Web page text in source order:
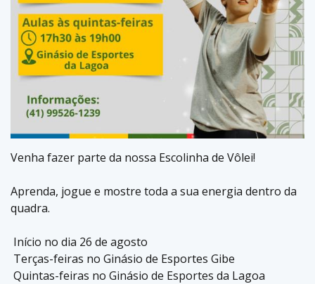
Venha fazer parte da nossa Escolinha de Vôlei!
Aprenda, jogue e mostre toda a sua energia dentro da
quadra.
Início no dia 26 de agosto
Terças-feiras no Ginásio de Esportes Gibe
Quintas-feiras no Ginásio de Esportes da Lagoa